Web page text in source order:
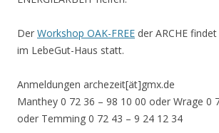
Der Workshop OAK-FREE der ARCHE
im LebeGut-Haus statt.
Anmeldungen archezeit[ät]gmx.de
Manthey 0 72 36 – 98 10 00 oder Wrage 0
oder Temming 0 72 43 – 9 24 12 34